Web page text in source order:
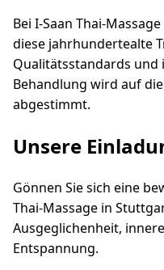
Bei I-Saan Thai-
diese jahrhundertealte
Qualitätsstandards und
Behandlung wird auf
abgestimmt.
Unsere
Gönnen Sie sich eine
Thai-Massage in
Ausgeglichenheit,
Entspannung.